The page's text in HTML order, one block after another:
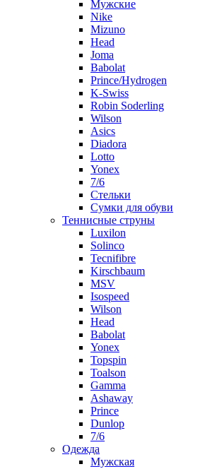
Мужские
Nike
Mizuno
Head
Joma
Babolat
Prince/Hydrogen
K-Swiss
Robin Soderling
Wilson
Asics
Diadora
Lotto
Yonex
7/6
Стельки
Сумки для обуви
Теннисные струны
Luxilon
Solinco
Tecnifibre
Kirschbaum
MSV
Isospeed
Wilson
Head
Babolat
Yonex
Topspin
Toalson
Gamma
Ashaway
Prince
Dunlop
7/6
Одежда
Мужская